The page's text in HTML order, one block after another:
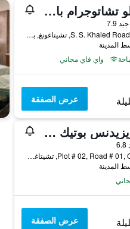
راديسون بلو تشاتوجرام باي فيو
جيد 7.9
S. S. Khaled Road, Lal Khan Bazar, تشيتاغونغ, بنغلاديش
واي فاي مجاني
عرض الصفقة
ويل بارك ريزيدنس بوتيك هوتل
Plot # 02, Road # 01, O.R. Nizam Road, تشيتاغونغ, بنغلاديش
عرض الصفقة